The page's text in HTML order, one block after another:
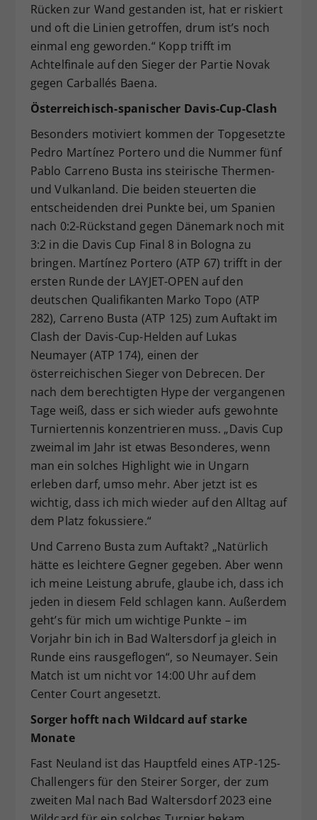
Rücken zur Wand gestanden ist, hat er riskiert
und oft die Linien getroffen, drum ist’s noch
einmal eng geworden.“ Kopp trifft im
Achtelfinale auf den Sieger der Partie Novak
gegen Carballés Baena.
Österreichisch-spanischer Davis-Cup-Clash
Besonders motiviert kommen der Topgesetzte
Pedro Martínez Portero und die Nummer fünf
Pablo Carreno Busta ins steirische Thermen-
und Vulkanland. Die beiden steuerten die
entscheidenden drei Punkte bei, um Spanien
nach 0:2-Rückstand gegen Dänemark noch mit
3:2 in die Davis Cup Final 8 in Bologna zu
bringen. Martínez Portero (ATP 67) trifft in der
ersten Runde der LAYJET-OPEN auf den
deutschen Qualifikanten Marko Topo (ATP
282), Carreno Busta (ATP 125) zum Auftakt im
Clash der Davis-Cup-Helden auf Lukas
Neumayer (ATP 174), einen der
österreichischen Sieger von Debrecen. Der
nach dem berechtigten Hype der vergangenen
Tage weiß, dass er sich wieder aufs gewohnte
Turniertennis konzentrieren muss. „Davis Cup
zweimal im Jahr ist etwas Besonderes, wenn
man ein solches Highlight wie in Ungarn
erleben darf, umso mehr. Aber jetzt ist es
wichtig, dass ich mich wieder auf den Alltag auf
dem Platz fokussiere.“
Und Carreno Busta zum Auftakt? „Natürlich
hätte es leichtere Gegner gegeben. Aber wenn
ich meine Leistung abrufe, glaube ich, dass ich
jeden in diesem Feld schlagen kann. Außerdem
geht’s für mich um wichtige Punkte – im
Vorjahr bin ich in Bad Waltersdorf ja gleich in
Runde eins rausgeflogen“, so Neumayer. Sein
Match ist um nicht vor 14:00 Uhr auf dem
Center Court angesetzt.
Sorger hofft nach Wildcard auf starke
Monate
Fast Neuland ist das Hauptfeld eines ATP-125-
Challengers für den Steirer Sorger, der zum
zweiten Mal nach Bad Waltersdorf 2023 eine